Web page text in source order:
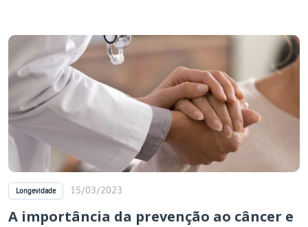
Longevidade 15/03/2023
A importância da prevenção ao câncer e